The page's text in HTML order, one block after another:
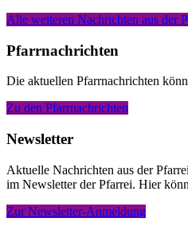
Alle weiteren Nachrichten aus der
Pfarrnachrichten
Die aktuellen Pfarrnachrichten
Zu den Pfarrnachrichten
Newsletter
Aktuelle Nachrichten aus der
im Newsletter der Pfarrei. Hier
Zur Newsletter-Anmeldung